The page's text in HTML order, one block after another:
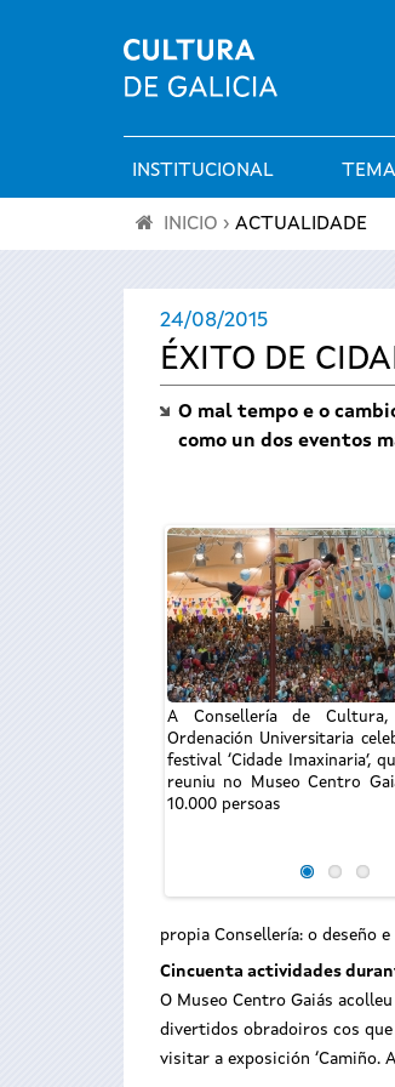
Menú
principal
INSTITUCIONAL
está
aquí
INICIO › ACTUALIDADE
24/08/2015
ÉXITO DE
O mal tempo e o
como un dos eventos
A Consellería de Cultura,
Ordenación Universitaria
festival ‘Cidade Imaxinaria’,
reuniu no Museo Centro
10.000 persoas
propia Consellería: o deseño
Cincuenta actividades
O Museo Centro Gaiás
divertidos obradoiros cos que
visitar a exposición ‘Camiño.